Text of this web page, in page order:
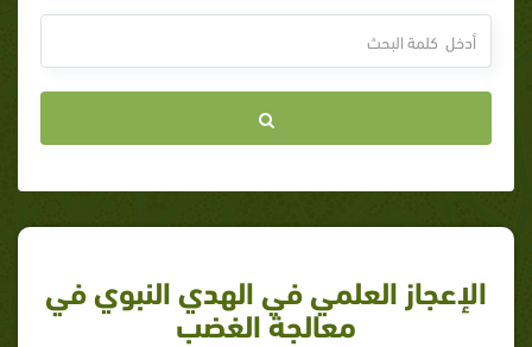
الإعجاز العلمي في الهدي النبوي في
معالجة الغضب